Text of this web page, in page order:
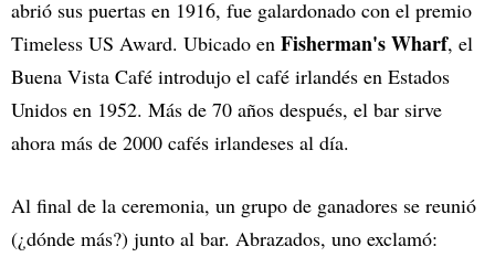
abrió sus puertas en 1916, fue galardonado con el premio
Timeless US Award. Ubicado en Fisherman's Wharf, el
Buena Vista Café introdujo el café irlandés en Estados
Unidos en 1952. Más de 70 años después, el bar sirve
ahora más de 2000 cafés irlandeses al día.
Al final de la ceremonia, un grupo de ganadores se reunió
(¿dónde más?) junto al bar. Abrazados, uno exclamó: